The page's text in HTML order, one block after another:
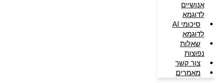
אנושיים
לדוגמא
סיכומי AI
לדוגמא
שאלות
נפוצות
צור קשר
מאמרים